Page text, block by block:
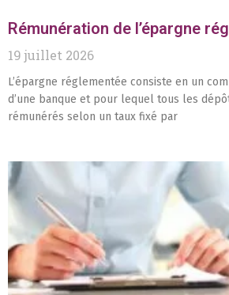
Rémunération de l’épargne
19 juillet 2026
L’épargne réglementée consiste en un
d’une banque et pour lequel tous les
rémunérés selon un taux fixé par